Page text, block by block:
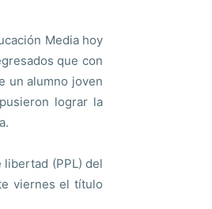
Media hoy
que con
un alumno joven
lograr la
(PPL) del
viernes el título